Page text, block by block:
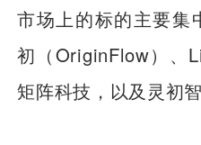
市场上的标的主要集
初（OriginFlow）、
矩阵科技，以及灵初智